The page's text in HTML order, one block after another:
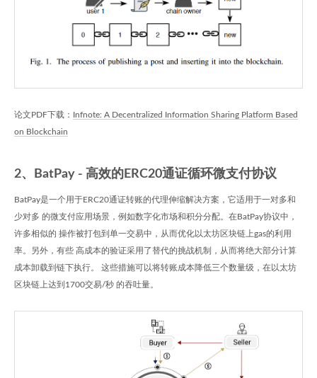
论文PDF下载：
Infnote: A Decentralized Information Sharing Platform Based
on Blockchain
2、BatPay - 高效的ERC20通证循环微支付协议
BatPay是一个用于ERC20通证转账的代理伸缩解决方案，它适用于一对多和
少对多 的微支付应用场景，例如数字化市场和积分分配。在BatPay协议中，
许多相似的 操作被打包到单一交易中，从而优化以太坊区块链上gas的利用
率。另外，有些 高成本的验证采用了替代的挑战机制，从而将绝大部分计算
成本卸载到链下执行。 这些措施可以将转账成本降低三个数量级，在以太坊
区块链上达到1700交易/秒 的吞吐量。